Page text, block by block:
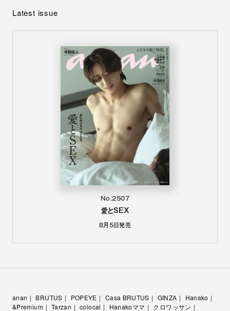
Latest issue
No.2507
愛とSEX
8月5日発売
anan BRUTUS POPEYE Casa BRUTUS GINZA
Hanako
&Premium
Tarzan colocal Hanakoママ クロワッサン